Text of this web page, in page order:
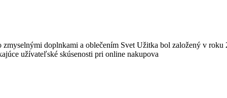
zmyselnými doplnkami a oblečením Svet Užitka bol založený v
užívateľské skúsenosti pri online nakupova